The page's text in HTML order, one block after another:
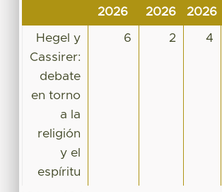
2026
2026
2026
Hegel y
Cassirer:
debate
en torno
a la
religión
y el
espíritu
6 2 4